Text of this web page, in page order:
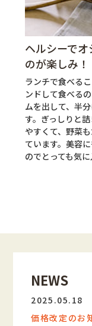
ヘルシーで
のが楽しみ！
ランチで食べる
ンドして食べる
ムを出して、半
す。ぎっしりと
やすくて、野菜
ています。美容
のでとっても気に
NEWS
2025.05.18
価格改定のお